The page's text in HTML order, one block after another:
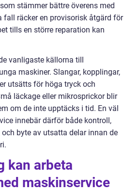
stämmer bättre överens med
fall räcker en provisorisk åtgärd för
tills en större reparation kan
vanligaste källorna till
maskiner. Slangar, kopplingar,
utsätts för höga tryck och
läckage eller mikrosprickor blir
om de inte upptäcks i tid. En väl
innebär därför både kontroll,
byte av utsatta delar innan de
kan arbeta
maskinservice